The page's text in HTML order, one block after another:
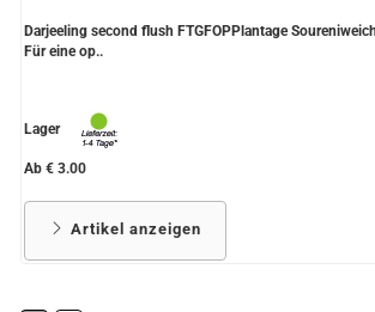
Darjeeling second flush FTGFOPPlantage
Für eine op..
Lager
Ab € 3.00
Artikel anzeigen